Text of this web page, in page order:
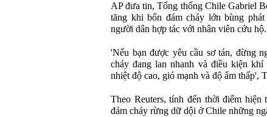
AP đưa tin, Tổng thống Chile Gabriel
tăng khi bốn đám cháy lớn bùng
người dân hợp tác với nhân viên cứu hộ.
'Nếu bạn được yêu cầu sơ tán, đừng
cháy đang lan nhanh và điều kiện
nhiệt độ cao, gió mạnh và độ ẩm thấp',
Theo Reuters, tính đến thời điểm
đám cháy rừng dữ dội ở Chile những